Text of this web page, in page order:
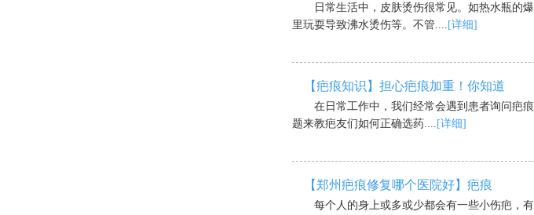
日常生活中，皮肤烫伤很常见。如热水瓶的
里玩耍导致沸水烫伤等。不管....
[详细]
【疤痕知识】担心疤痕加重！你知道
在日常工作中，我们经常会遇到患者询问疤
题来教疤友们如何正确选药....
[详细]
【郑州疤痕修复哪个医院好】疤痕
每个人的身上或多或少都会有一些小伤疤，